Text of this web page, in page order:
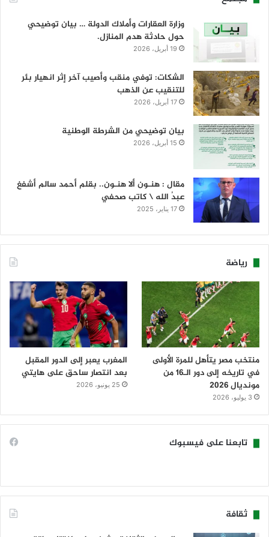
وزارة العقارات وأملاك الدولة … بيان توضيحي
حول حادثة هدم المنازل.
19 أبريل، 2026
الشكات: توفي منقب وأصيب آخر إثر انهيار بئر
للتنقيب عن الذهب
17 أبريل، 2026
بيان توضيحي من الشرطة الوطنية
15 أبريل، 2026
مقال : هنـون ألا هنـون.. بقلم أحمد سالم أشفغ
عبدُ الله \ كاتب صحفي
17 يناير، 2025
رياضة
منتخب مصر يتأهل للمرة الأولى
في تاريخه إلى دور الـ16 من
مونديال 2026
3 يوليو، 2026
المغرب يعبر إلى الدور المقبل
بعد انتصار ساحق على هايتي
25 يونيو، 2026
تابعنا على فيسبوك
ثقافة